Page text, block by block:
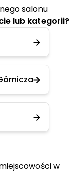
salonu
lub kategorii?
w